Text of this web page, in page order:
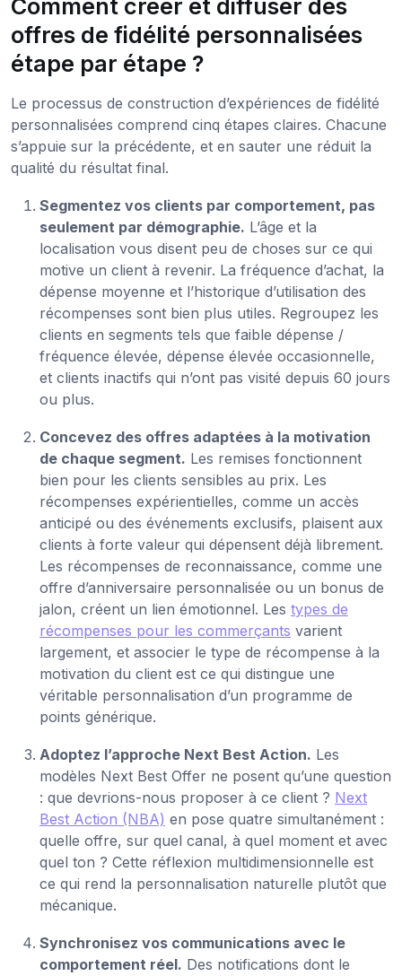
Comment créer et diffuser des
offres de fidélité personnalisées
étape par étape ?
Le processus de construction d’expériences de fidélité
personnalisées comprend cinq étapes claires. Chacune
s’appuie sur la précédente, et en sauter une réduit la
qualité du résultat final.
Segmentez vos clients par comportement, pas
seulement par démographie. L’âge et la
localisation vous disent peu de choses sur ce qui
motive un client à revenir. La fréquence d’achat, la
dépense moyenne et l’historique d’utilisation des
récompenses sont bien plus utiles. Regroupez les
clients en segments tels que faible dépense /
fréquence élevée, dépense élevée occasionnelle,
et clients inactifs qui n’ont pas visité depuis 60 jours
ou plus.
Concevez des offres adaptées à la motivation
de chaque segment. Les remises fonctionnent
bien pour les clients sensibles au prix. Les
récompenses expérientielles, comme un accès
anticipé ou des événements exclusifs, plaisent aux
clients à forte valeur qui dépensent déjà librement.
Les récompenses de reconnaissance, comme une
offre d’anniversaire personnalisée ou un bonus de
jalon, créent un lien émotionnel. Les types de
récompenses pour les commerçants varient
largement, et associer le type de récompense à la
motivation du client est ce qui distingue une
véritable personnalisation d’un programme de
points générique.
Adoptez l’approche Next Best Action. Les
modèles Next Best Offer ne posent qu’une question
: que devrions-nous proposer à ce client ? Next
Best Action (NBA) en pose quatre simultanément :
quelle offre, sur quel canal, à quel moment et avec
quel ton ? Cette réflexion multidimensionnelle est
ce qui rend la personnalisation naturelle plutôt que
mécanique.
Synchronisez vos communications avec le
comportement réel. Des notifications dont le